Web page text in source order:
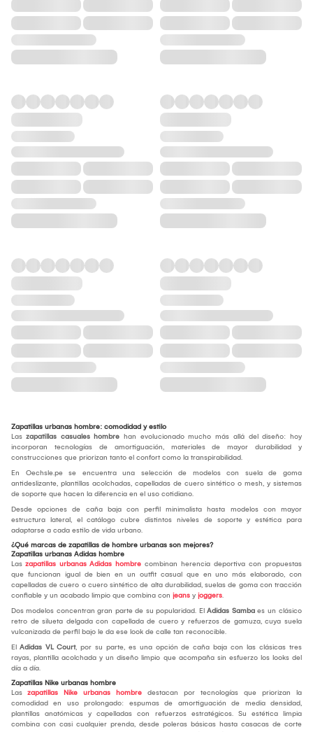
Zapatillas urbanas hombre: comodidad y estilo
Las zapatillas casuales hombre han evolucionado mucho más allá del diseño: hoy
incorporan tecnologías de amortiguación, materiales de mayor durabilidad y
construcciones que priorizan tanto el confort como la transpirabilidad.
En Oechsle.pe se encuentra una selección de modelos con suela de goma
antideslizante, plantillas acolchadas, capelladas de cuero sintético o mesh, y sistemas
de soporte que hacen la diferencia en el uso cotidiano.
Desde opciones de caña baja con perfil minimalista hasta modelos con mayor
estructura lateral, el catálogo cubre distintos niveles de soporte y estética para
adaptarse a cada estilo de vida urbano.
¿Qué marcas de zapatillas de hombre urbanas son mejores?
Zapatillas urbanas Adidas hombre
Las zapatillas urbanas Adidas hombre combinan herencia deportiva con propuestas
que funcionan igual de bien en un outfit casual que en uno más elaborado, con
capelladas de cuero o cuero sintético de alta durabilidad, suelas de goma con tracción
confiable y un acabado limpio que combina con jeans y joggers.
Dos modelos concentran gran parte de su popularidad. El Adidas Samba es un clásico
retro de silueta delgada con capellada de cuero y refuerzos de gamuza, cuya suela
vulcanizada de perfil bajo le da ese look de calle tan reconocible.
El Adidas VL Court, por su parte, es una opción de caña baja con las clásicas tres
rayas, plantilla acolchada y un diseño limpio que acompaña sin esfuerzo los looks del
día a día.
Zapatillas Nike urbanas hombre
Las zapatillas Nike urbanas hombre destacan por tecnologías que priorizan la
comodidad en uso prolongado: espumas de amortiguación de media densidad,
plantillas anatómicas y capelladas con refuerzos estratégicos. Su estética limpia
combina con casi cualquier prenda, desde poleras básicas hasta casacas de corte